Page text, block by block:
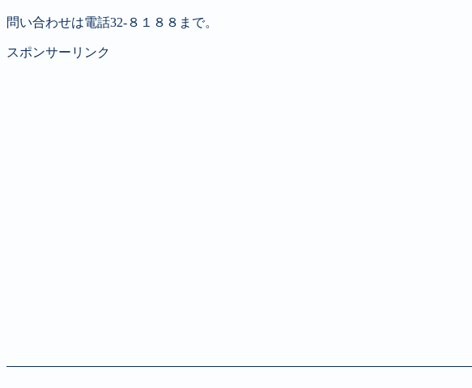
問い合わせは電話32-８１８８まで。
スポンサーリンク